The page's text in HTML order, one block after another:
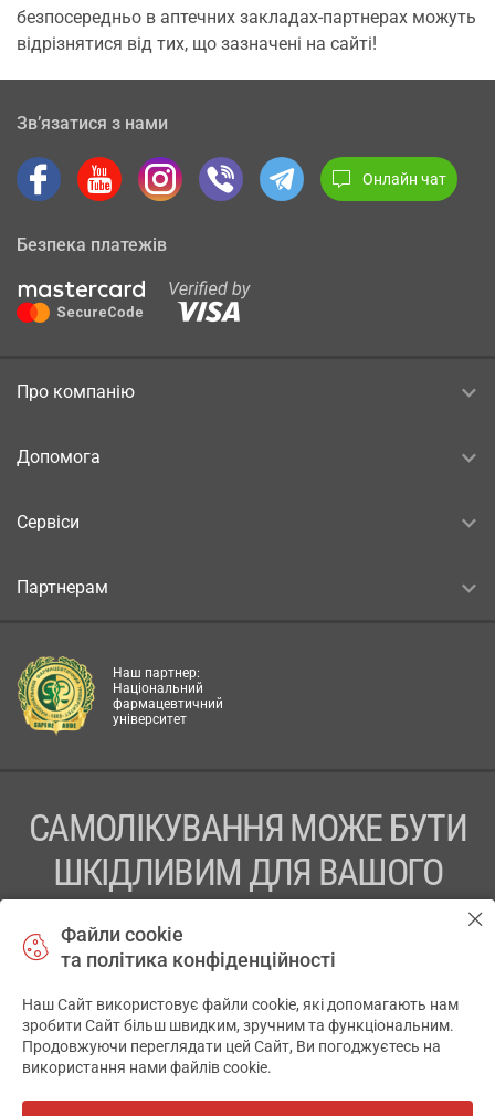
безпосередньо в аптечних закладах-партнерах можуть
відрізнятися від тих, що зазначені на сайті!
Зв’язатися з нами
Онлайн чат
Безпека платежів
Про компанію
Допомога
Сервіси
Партнерам
Наш партнер:
Національний
фармацевтичний
університет
САМОЛІКУВАННЯ МОЖЕ БУТИ
ШКІДЛИВИМ ДЛЯ ВАШОГО
ПЕРЕД ЗАСТОСУВАННЯМ ПРЕПАРАТУ ПРОКОНСУЛЬТУЙТЕСЬ
ТОВ «АПТЕКА 911.ЮА» Код ЄДРПОУ 43631965.
Відмова від відповідальності
Файли cookie
та політика конфіденційності
Наш Сайт використовує файли cookie, які допомагають нам
зробити Сайт більш швидким, зручним та функціональним.
Продовжуючи переглядати цей Сайт, Ви погоджуєтесь на
використання нами файлів cookie.
✕